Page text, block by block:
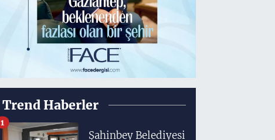
Trend Haberler
Şahinbey Belediyesi
1